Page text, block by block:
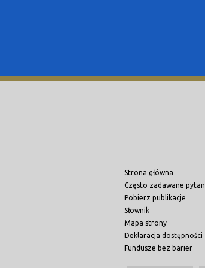
Strona główna
Często zadawane
Pobierz publikacje
Słownik
Mapa strony
Deklaracja dostępności
Fundusze bez barier